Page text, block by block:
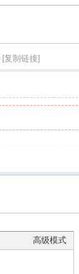
[复制链接]
高级模式